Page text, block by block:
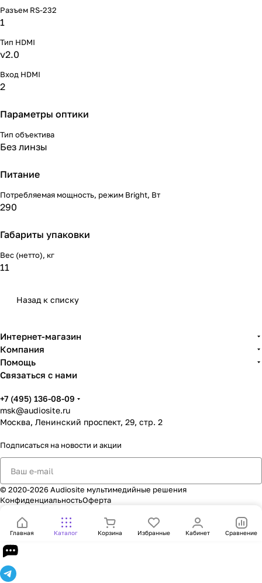
Разъем RS-232
1
Тип HDMI
v2.0
Вход HDMI
2
Параметры оптики
Тип объектива
Без линзы
Питание
Потребляемая мощность, режим Bright, Вт
290
Габариты упаковки
Вес (нетто), кг
11
Назад к списку
Интернет-магазин
Компания
Помощь
Связаться с нами
+7 (495) 136-08-09
msk@audiosite.ru
Москва, Ленинский проспект, 29, стр. 2
Подписаться на новости и акции
© 2020-2026 Audiosite мультимедийные решения
КонфиденциальностьОферта
Главная Каталог Корзина Избранные Кабинет Сравнение